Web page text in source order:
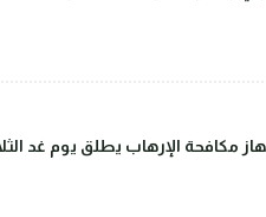
مكافحة الإرهاب يطلق يوم غد